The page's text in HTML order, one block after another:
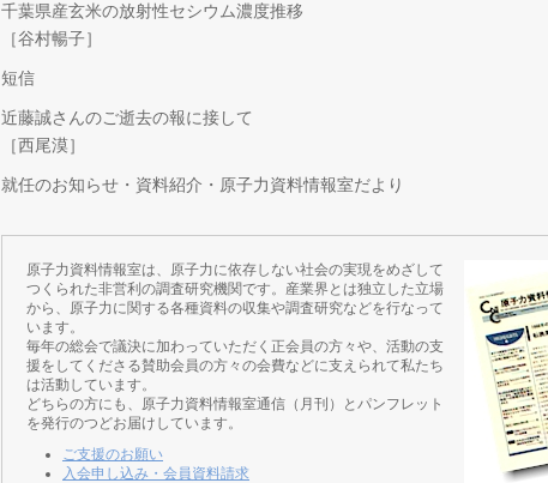
千葉県産玄米の放射性セシウム濃度推移
［谷村暢子］
短信
近藤誠さんのご逝去の報に接して
［西尾漠］
就任のお知らせ・資料紹介・原子力資料情報室だより
原子力資料情報室は、原子力に依存しない社会の実現をめざして
つくられた非営利の調査研究機関です。産業界とは独立した立場
から、原子力に関する各種資料の収集や調査研究などを行なって
います。
毎年の総会で議決に加わっていただく正会員の方々や、活動の支
援をしてくださる賛助会員の方々の会費などに支えられて私たち
は活動しています。
どちらの方にも、原子力資料情報室通信（月刊）とパンフレット
を発行のつどお届けしています。
ご支援のお願い
入会申し込み・会員資料請求